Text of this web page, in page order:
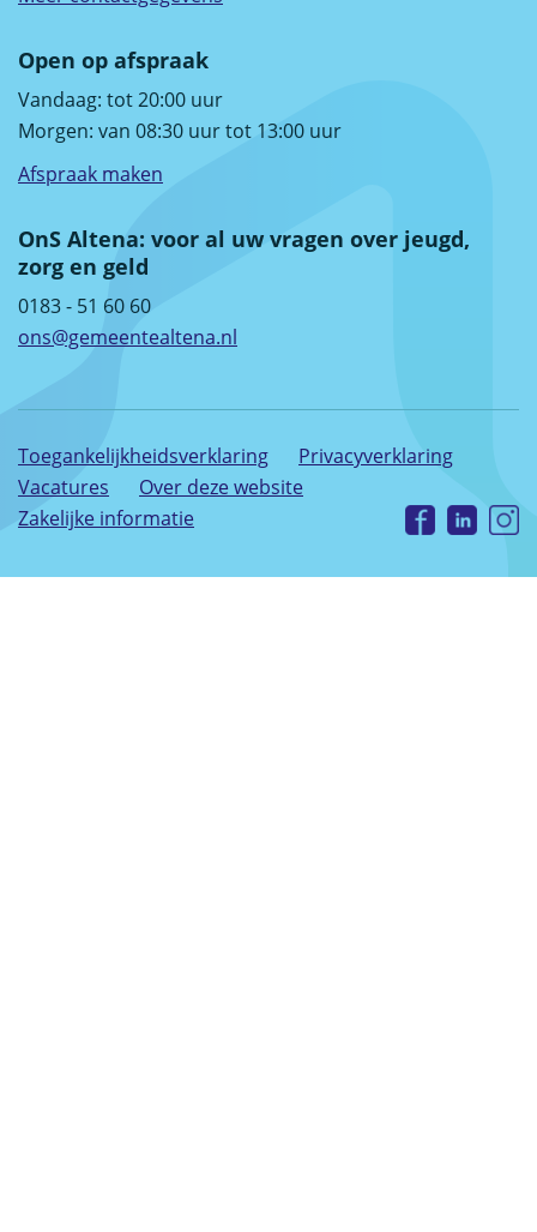
Open op afspraak
Vandaag: tot 20:00 uur
Morgen: van 08:30 uur tot 13:00 uur
Afspraak maken
OnS Altena: voor al uw vragen over jeugd,
zorg en geld
0183 - 51 60 60
ons@gemeentealtena.nl
Toegankelijkheidsverklaring
Privacyverklaring
Vacatures
Over deze website
Zakelijke informatie